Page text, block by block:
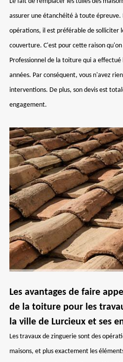
assurer une étanchéité à toute
opérations, il est préférable de solliciter
couverture. C'est pour cette raison qu'on
Professionnel de la toiture qui a effectué
années. Par conséquent, vous n'avez
interventions. De plus, son devis est
engagement.
Les avantages de faire
de la toiture pour les
la ville de Lurcieux et ses
Les travaux de zinguerie sont des
maisons, et plus exactement les